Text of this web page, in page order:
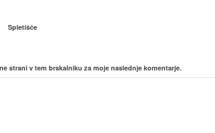
Spletišče
strani v tem brskalniku za moje naslednje komentarje.